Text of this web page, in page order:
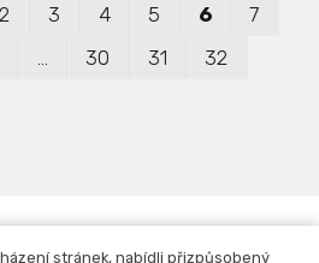
2 3 4 5 6
7
30 31
32
stránek, nabídli přizpůsobený